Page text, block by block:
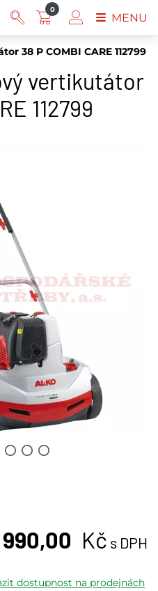
38 P COMBI CARE 112799
vertikutátor
112799
Kč s DPH
dostupnost na prodejnách
0
MENU